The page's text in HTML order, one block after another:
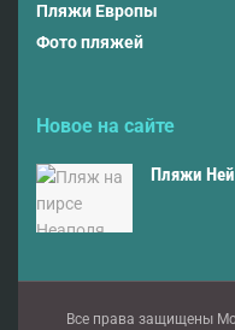
Пляжи Европы
Фото пляжей
Новое на сайте
Пляжи
Все права защищены